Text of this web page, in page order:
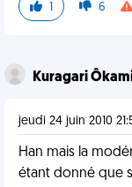
1 6
Kuragari
jeudi 24 juin 2010
Han mais la
étant donné que